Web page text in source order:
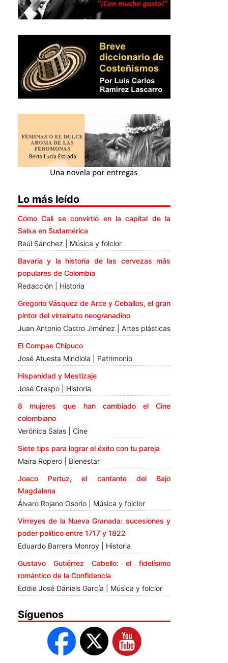
Lo más leído
Cómo Cali se convirtió en la capital de la
Salsa en Sudamérica
Raúl Sánchez | Música y folclor
Bavaria y la historia de las cervezas más
populares de Colombia
Redacción | Historia
Gregorio Vásquez de Arce y Ceballos, el gran
pintor del virreinato neogranadino
Juan Antonio Castro Jiménez | Artes plásticas
El Compae Chipuco
José Atuesta Mindiola | Patrimonio
Hispanidad y Mestizaje
José Crespo | Historia
8 mujeres que han cambiado el Cine
colombiano
Verónica Salas | Cine
Siete tips para lograr el éxito con tu pareja
Maira Ropero | Bienestar
Joaco Pertuz, el cantante del Bajo
Magdalena
Álvaro Rojano Osorio | Música y folclor
Virreyes de la Nueva Granada: sucesiones y
poder político entre 1717 y 1822
Eduardo Barrera Monroy | Historia
Gustavo Gutiérrez Cabello: el fidelísimo
romántico de la Confidencia
Eddie José Dániels García | Música y folclor
Síguenos